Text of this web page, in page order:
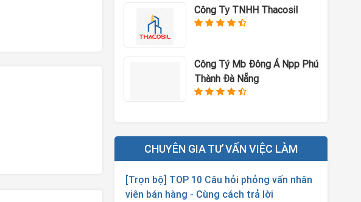
Công Ty TNHH Thacosil
Công Tý Mb Đông Á Npp Phú
Thành Đà Nẵng
CHUYÊN GIA TƯ VẤN VIỆC LÀM
[Trọn bộ] TOP 10 Câu hỏi phỏng vấn nhân
viên bán hàng - Cùng cách trả lời